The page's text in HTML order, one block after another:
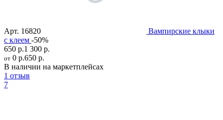
Арт. 16820
Вампирские клыки
с клеем -50%
650 р.1 300 р.
от 0 р.650 р.
В наличии на маркетплейсах
1 отзыв
7